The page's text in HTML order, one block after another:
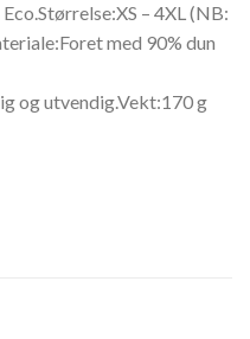
– 4XL (NB:
med 90% dun
og utvendig.Vekt:170 g